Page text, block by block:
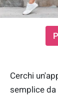
Cerchi
semplice da